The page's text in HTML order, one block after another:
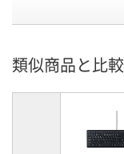
類似商品と比較